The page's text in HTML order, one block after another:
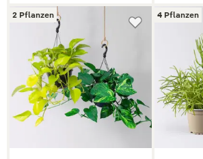
2 Pflanzen 4 Pflanzen